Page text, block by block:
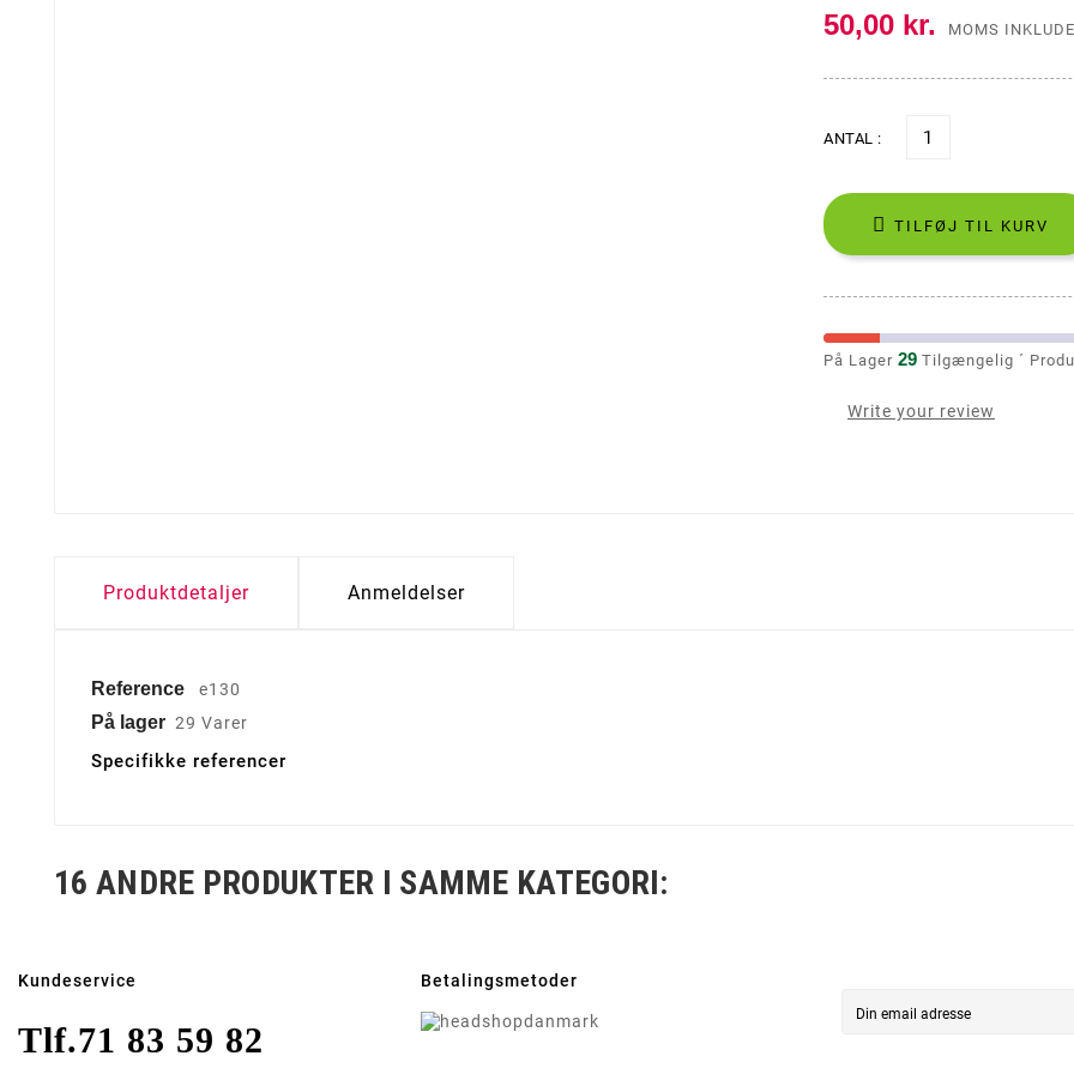
50,00 kr. MOMS
ANTAL :
 TILFØJ TIL KURV
På Lager 29 Tilgængelig ´
Write your review
Produktdetaljer Anmeldelser
Reference e130
På lager 29 Varer
Specifikke referencer
16 ANDRE PRODUKTER I SAMME KATEGORI:
Kundeservice
Tlf.71 83 59 82
Betalingsmetoder